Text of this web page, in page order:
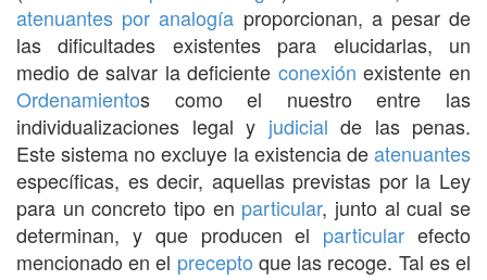
atenuantes por analogía proporcionan, a pesar de
las dificultades existentes para elucidarlas, un
medio de salvar la deficiente conexión existente en
Ordenamientos como el nuestro entre las
individualizaciones legal y judicial de las penas.
Este sistema no excluye la existencia deatenuantes
específicas, es decir, aquellas previstas por la Ley
para un concreto tipo en particular, junto al cual se
determinan, y que producen el particular efecto
mencionado en el precepto que las recoge. Tal es el